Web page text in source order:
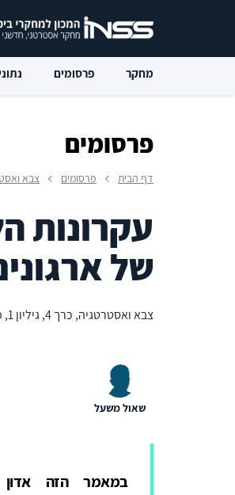
מחקר פרסומים
פרסומים
דף הבית פרסומים צבא
עקרונות
של
צבא ואסטרטגיה, כרך 4, גיליון 1, מאי 2012.
שאול משעל
במאמר הזה